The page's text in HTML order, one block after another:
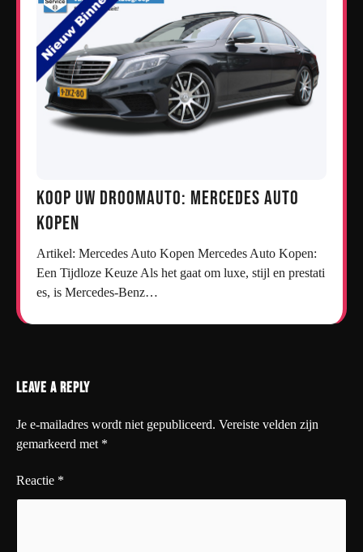
Koop uw droomauto: Mercedes auto
kopen
Artikel: Mercedes Auto Kopen Mercedes Auto Kopen:
Een Tijdloze Keuze Als het gaat om luxe, stijl en prestati
es, is Mercedes-Benz…
Leave a Reply
Je e-mailadres wordt niet gepubliceerd. Vereiste velden zijn
gemarkeerd met *
Reactie *